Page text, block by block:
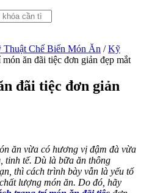
Thuật Chế Biến Món Ăn / Kỹ
ăn đãi tiệc đơn giản đẹp mắt
đãi tiệc đơn giản
ăn vừa có hương vị đậm đà vừa
tinh tế. Dù là bữa ăn thông
thì cách trình bày vẫn là yếu tố
lượng món ăn. Do đó, hãy